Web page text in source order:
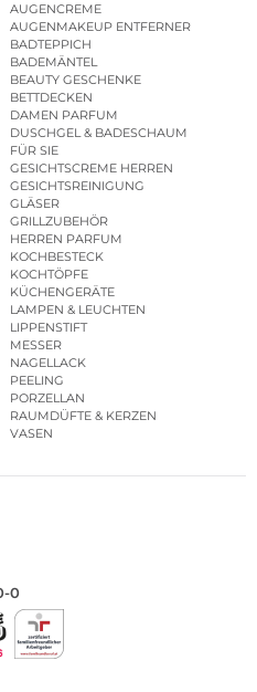
AUGENCREME
AUGENMAKEUP ENTFERNER
BADTEPPICH
BADEMÄNTEL
BEAUTY GESCHENKE
BETTDECKEN
DAMEN PARFUM
DUSCHGEL & BADESCHAUM
FÜR SIE
GESICHTSCREME HERREN
GESICHTSREINIGUNG
GLÄSER
GRILLZUBEHÖR
HERREN PARFUM
KOCHBESTECK
KOCHTÖPFE
KÜCHENGERÄTE
LAMPEN & LEUCHTEN
LIPPENSTIFT
MESSER
NAGELLACK
PEELING
PORZELLAN
RAUMDÜFTE & KERZEN
VASEN
0